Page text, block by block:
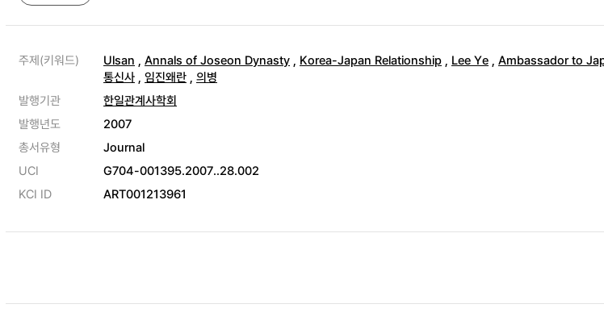
주제(키워드) Ulsan , Annals of Joseon Dynasty , Korea-Japan Relationship , Lee Ye , Ambassador to
통신사 , 임진왜란 , 의병
발행기관
한일관계사학회
발행년도
2007
총서유형
Journal
UCI
G704-001395.2007..28.002
KCI ID
ART001213961